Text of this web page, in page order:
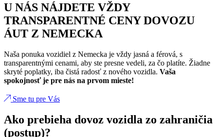
U NÁS NÁJDETE VŽDY
TRANSPARENTNÉ CENY DOVOZU
ÁUT Z NEMECKA
Naša ponuka vozidiel z Nemecka je vždy jasná a férová, s
transparentnými cenami, aby ste presne vedeli, za čo platíte. Žiadne
skryté poplatky, iba čistá radosť z nového vozidla. Vaša
spokojnosť je pre nás na prvom mieste!
Sme tu pre Vás
Ako prebieha dovoz vozidla zo zahraničia
(postup)?